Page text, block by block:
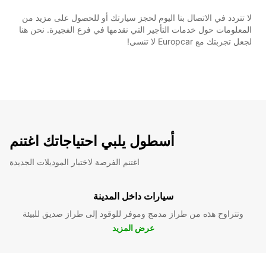
لا تتردد في الاتصال بنا اليوم لحجز سيارتك أو للحصول على مزيد من
المعلومات حول خدمات التأجير التي نقدمها في فرع الفجيرة. نحن هنا
لجعل تجربتك مع Europcar لا تنسى!
أسطول يلبي احتياجاتك اغتنم
اغتنم الفرصة لاختبار الموديلات الجديدة
سيارات داخل المدينة
وتتراوح هذه من طراز مدمج وموفر للوقود إلى طراز صديق للبيئة
عرض المزيد